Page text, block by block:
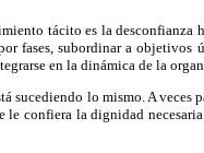
tácito es la desconfianza
fases, subordinar a
en la dinámica de la
sucediendo lo mismo. A veces
confiera la dignidad